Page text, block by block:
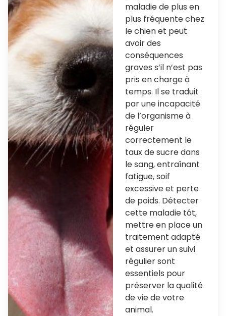
maladie de plus en
plus fréquente chez
le chien et peut
avoir des
conséquences
graves s’il n’est pas
pris en charge à
temps. Il se traduit
par une incapacité
de l’organisme à
réguler
correctement le
taux de sucre dans
le sang, entraînant
fatigue, soif
excessive et perte
de poids. Détecter
cette maladie tôt,
mettre en place un
traitement adapté
et assurer un suivi
régulier sont
essentiels pour
préserver la qualité
de vie de votre
animal.